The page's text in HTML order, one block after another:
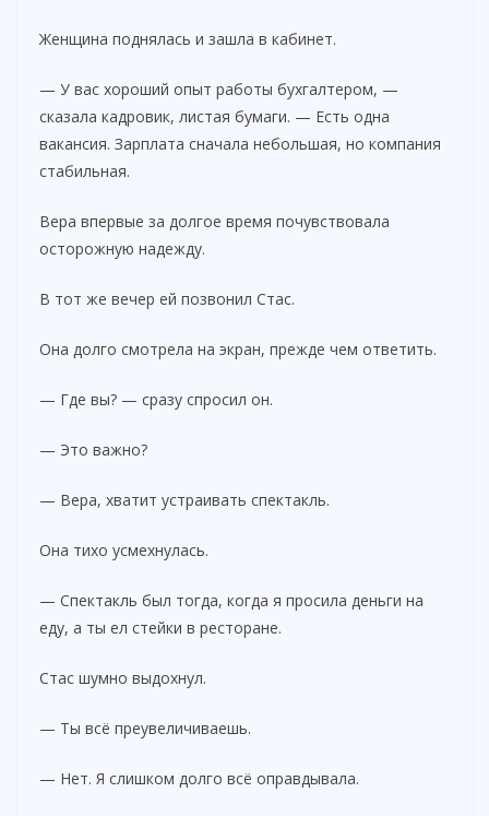
Женщина поднялась и зашла в кабинет.
— У вас хороший опыт работы бухгалтером, —
сказала кадровик, листая бумаги. — Есть одна
вакансия. Зарплата сначала небольшая, но компания
стабильная.
Вера впервые за долгое время почувствовала
осторожную надежду.
В тот же вечер ей позвонил Стас.
Она долго смотрела на экран, прежде чем ответить.
— Где вы? — сразу спросил он.
— Это важно?
— Вера, хватит устраивать спектакль.
Она тихо усмехнулась.
— Спектакль был тогда, когда я просила деньги на
еду, а ты ел стейки в ресторане.
Стас шумно выдохнул.
— Ты всё преувеличиваешь.
— Нет. Я слишком долго всё оправдывала.